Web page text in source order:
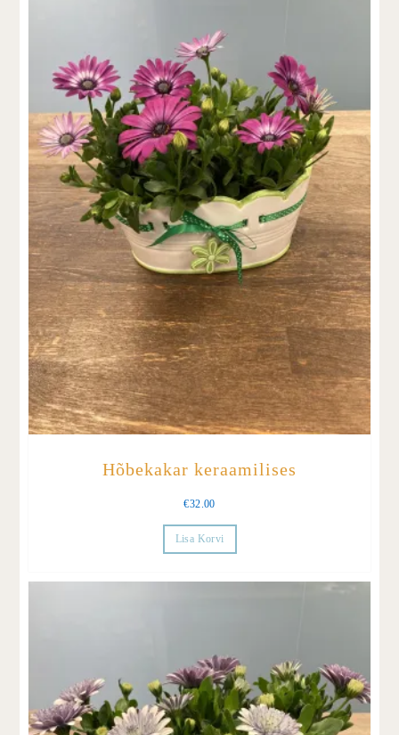
Hõbekakar keraamilises
€32.00
Lisa Korvi